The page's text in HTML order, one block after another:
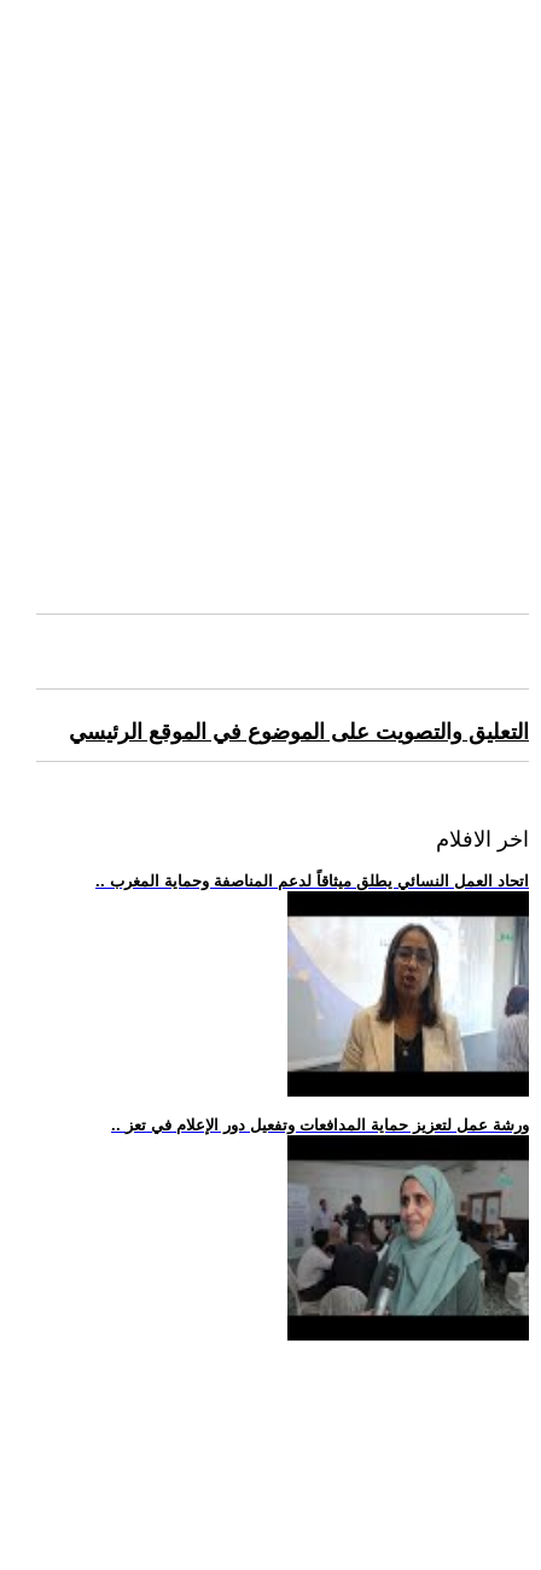
التعليق والتصويت على الموضوع في الموقع الرئيسي
اخر الافلام
.. اتحاد العمل النسائي يطلق ميثاقاً لدعم المناصفة وحماية المغرب
.. ورشة عمل لتعزيز حماية المدافعات وتفعيل دور الإعلام في تعز